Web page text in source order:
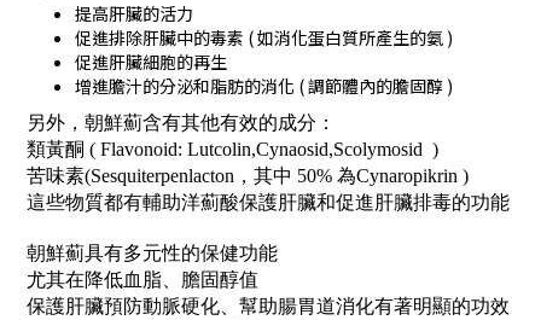
提高肝臟的活力
促進排除肝臟中的毒素 ( 如消化蛋白質所產生的氨 )
促進肝臟細胞的再生
增進膽汁的分泌和脂肪的消化 ( 調節體內的膽固醇 )
另外，朝鮮薊含有其他有效的成分：
類黃酮 ( Flavonoid: Lutcolin,Cynaosid,Scolymosid )
苦味素(Sesquiterpenlacton，其中 50% 為Cynaropikrin )
這些物質都有輔助洋薊酸保護肝臟和促進肝臟排毒的功能
朝鮮薊具有多元性的保健功能
尤其在降低血脂、膽固醇值
保護肝臟預防動脈硬化、幫助腸胃道消化有著明顯的功效